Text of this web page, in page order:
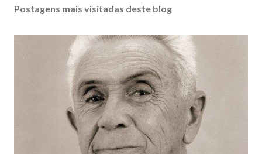
Postagens mais visitadas deste blog